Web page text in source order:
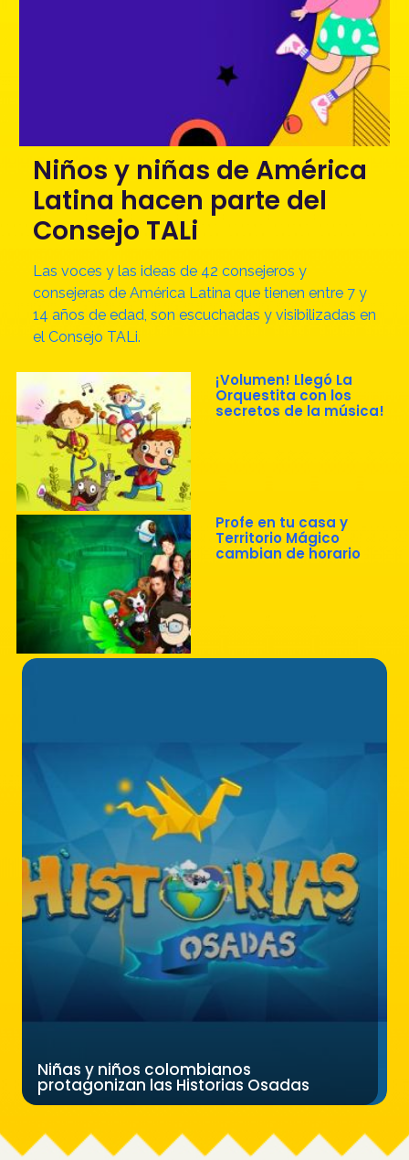
Niños y niñas de América
Latina hacen parte del
Consejo TALi
Las voces y las ideas de 42 consejeros y
consejeras de América Latina que tienen entre 7 y
14 años de edad, son escuchadas y visibilizadas en
el Consejo TALi.
¡Volumen! Llegó La
Orquestita con los
secretos de la música!
Profe en tu casa y
Territorio Mágico
cambian de horario
Niñas y niños colombianos
protagonizan las Historias Osadas